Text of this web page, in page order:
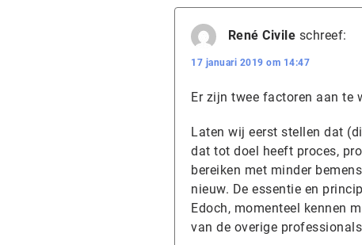
René Civile schreef:
17 januari 2019 om 14:47
Er zijn twee factoren aan te
Laten wij eerst stellen dat
dat tot doel heeft proces,
bereiken met minder
nieuw. De essentie en
Edoch, momenteel kennen
van de overige